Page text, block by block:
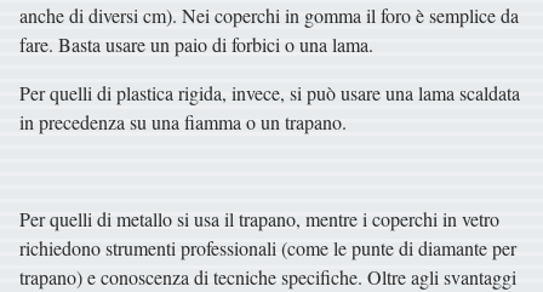
anche di diversi cm). Nei coperchi in gomma il foro è semplice da
fare. Basta usare un paio di forbici o una lama.
Per quelli di plastica rigida, invece, si può usare una lama scaldata
in precedenza su una fiamma o un trapano.
Per quelli di metallo si usa il trapano, mentre i coperchi in vetro
richiedono strumenti professionali (come le punte di diamante per
trapano) e conoscenza di tecniche specifiche. Oltre agli svantaggi